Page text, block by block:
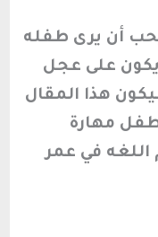
يحب أن يرى طفله
على عجل
هذا المقال
مهارة
اللغه في عمر